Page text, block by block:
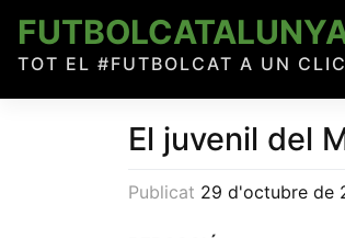
content
TOT EL #FUTBOLCAT A UN CLIC
El juvenil del
Publicat 29 d'octubre de